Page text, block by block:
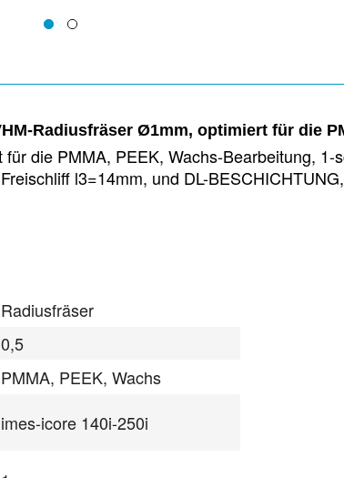
Radiusfräser Ø1mm, optimiert für die
die PMMA, PEEK, Wachs-Bearbeitung,
l3=14mm, und DL-
Radiusfräser
0,5
PMMA, PEEK, Wachs
imes-icore 140i-250i